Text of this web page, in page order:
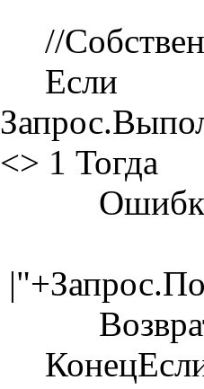
//
Если
<> 1 Тогда